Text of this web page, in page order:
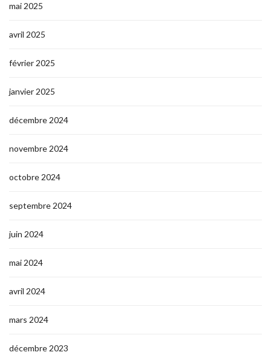
mai 2025
avril 2025
février 2025
janvier 2025
décembre 2024
novembre 2024
octobre 2024
septembre 2024
juin 2024
mai 2024
avril 2024
mars 2024
décembre 2023